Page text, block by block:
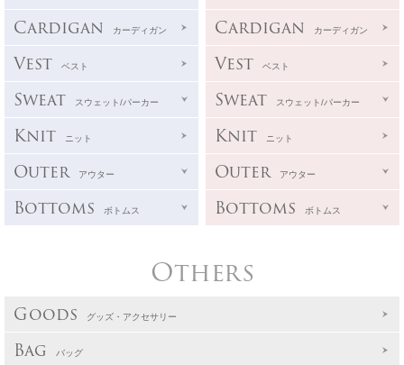
Cardigan カーディガン
Vest ベスト
Sweat スウェット/パーカー
Knit ニット
Outer アウター
Bottoms ボトムス
Cardigan カーディガン
Vest ベスト
Sweat スウェット/パーカー
Knit ニット
Outer アウター
Bottoms ボトムス
Others
Goods グッズ・アクセサリー
Bag バッグ